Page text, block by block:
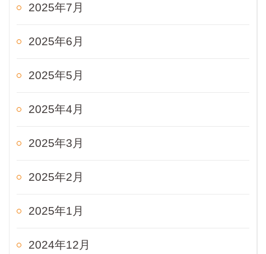
2025年7月
2025年6月
2025年5月
2025年4月
2025年3月
2025年2月
2025年1月
2024年12月